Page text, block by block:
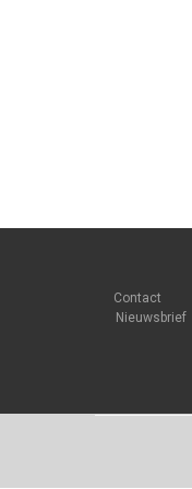
Contact
Nieuwsbrief